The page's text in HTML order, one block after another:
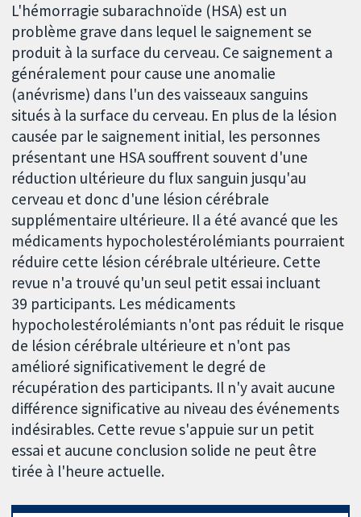
L'hémorragie subarachnoïde (HSA) est un
problème grave dans lequel le saignement se
produit à la surface du cerveau. Ce saignement a
généralement pour cause une anomalie
(anévrisme) dans l'un des vaisseaux sanguins
situés à la surface du cerveau. En plus de la lésion
causée par le saignement initial, les personnes
présentant une HSA souffrent souvent d'une
réduction ultérieure du flux sanguin jusqu'au
cerveau et donc d'une lésion cérébrale
supplémentaire ultérieure. Il a été avancé que les
médicaments hypocholestérolémiants pourraient
réduire cette lésion cérébrale ultérieure. Cette
revue n'a trouvé qu'un seul petit essai incluant
39 participants. Les médicaments
hypocholestérolémiants n'ont pas réduit le risque
de lésion cérébrale ultérieure et n'ont pas
amélioré significativement le degré de
récupération des participants. Il n'y avait aucune
différence significative au niveau des événements
indésirables. Cette revue s'appuie sur un petit
essai et aucune conclusion solide ne peut être
tirée à l'heure actuelle.